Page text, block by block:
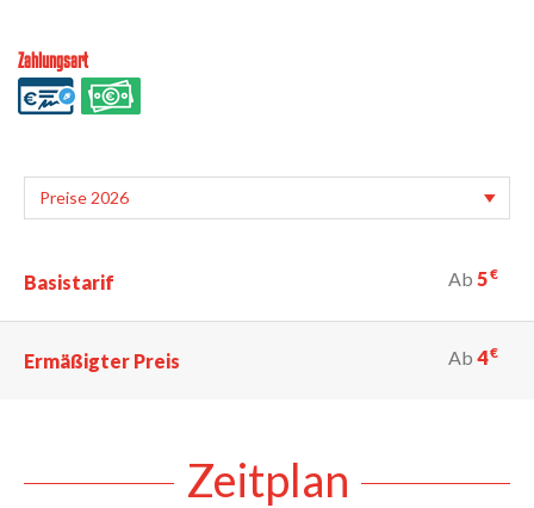
Zahlungsart
Basistarif Ab 5€
Ermäßigter Preis Ab 4€
Zeitplan